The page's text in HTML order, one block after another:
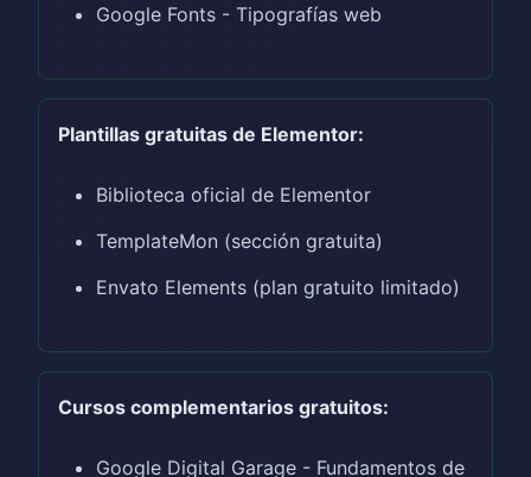
Google Fonts - Tipografías web
Plantillas gratuitas de Elementor:
Biblioteca oficial de Elementor
TemplateMon (sección gratuita)
Envato Elements (plan gratuito limitado)
Cursos complementarios gratuitos:
Google Digital Garage - Fundamentos de